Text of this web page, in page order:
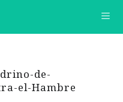
de-
el-Hambre